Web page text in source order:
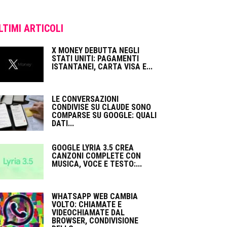
ARTICOLI
X MONEY DEBUTTA NEGLI
STATI UNITI: PAGAMENTI
ISTANTANEI, CARTA VISA E...
LE CONVERSAZIONI
CONDIVISE SU CLAUDE SONO
COMPARSE SU GOOGLE: QUALI
DATI...
GOOGLE LYRIA 3.5 CREA
CANZONI COMPLETE CON
MUSICA, VOCE E TESTO:...
WHATSAPP WEB CAMBIA
VOLTO: CHIAMATE E
VIDEOCHIAMATE DAL
BROWSER, CONDIVISIONE